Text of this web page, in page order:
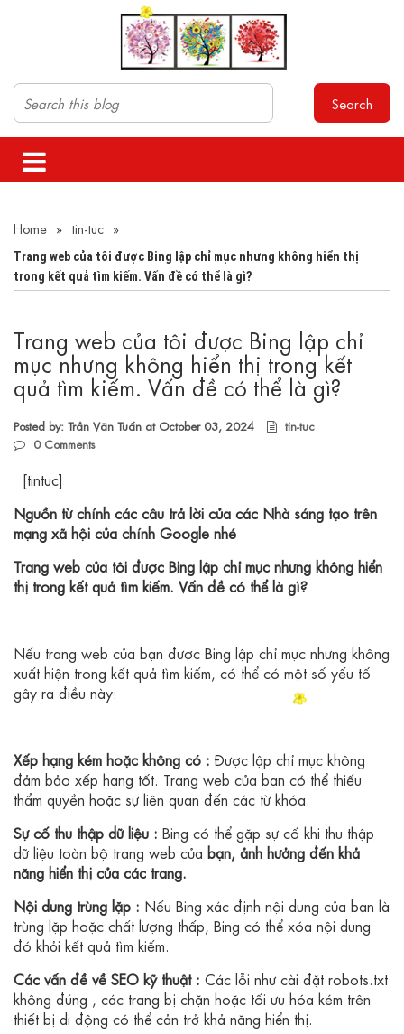
Search
Home » tin-tuc »
Trang web của tôi được Bing lập chỉ mục nhưng không hiển thị
trong kết quả tìm kiếm. Vấn đề có thể là gì?
Trang web của tôi được Bing lập chỉ
mục nhưng không hiển thị trong kết
quả tìm kiếm. Vấn đề có thể là gì?
Posted by: Trần Văn Tuấn at October 03, 2024
tin-tuc
0Comments
[tintuc]
Nguồn từ chính các câu trả lời của các Nhà sáng tạo trên
mạng xã hội của chính Google nhé
Trang web của tôi được Bing lập chỉ mục nhưng không hiển
thị trong kết quả tìm kiếm. Vấn đề có thể là gì?
Nếu trang web của bạn được Bing lập chỉ mục nhưng không
xuất hiện trong kết quả tìm kiếm, có thể có một số yếu tố
gây ra điều này:
Xếp hạng kém hoặc không có : Được lập chỉ mục không
đảm bảo xếp hạng tốt. Trang web của bạn có thể thiếu
thẩm quyền hoặc sự liên quan đến các từ khóa.
Sự cố thu thập dữ liệu : Bing có thể gặp sự cố khi thu thập
dữ liệu toàn bộ trang web của bạn, ảnh hưởng đến khả
năng hiển thị của các trang.
Nội dung trùng lặp : Nếu Bing xác định nội dung của bạn là
trùng lặp hoặc chất lượng thấp, Bing có thể xóa nội dung
đó khỏi kết quả tìm kiếm.
Các vấn đề về SEO kỹ thuật : Các lỗi như cài đặt robots.txt
không đúng , các trang bị chặn hoặc tối ưu hóa kém trên
thiết bị di động có thể cản trở khả năng hiển thị.